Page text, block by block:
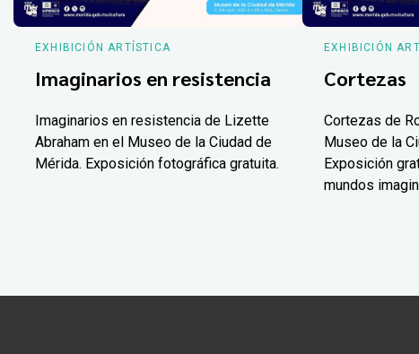
EXHIBICIÓN ARTÍSTICA
Imaginarios en resistencia
Imaginarios en resistencia de Lizette
Abraham en el Museo de la Ciudad de
Mérida. Exposición fotográfica gratuita.
EXHIBICIÓN
Cortezas
Cortezas de
Museo de la
Exposición
mundos